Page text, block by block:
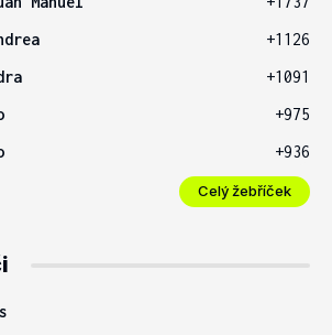
+1126
+1091
+975
+936
Celý žebříček